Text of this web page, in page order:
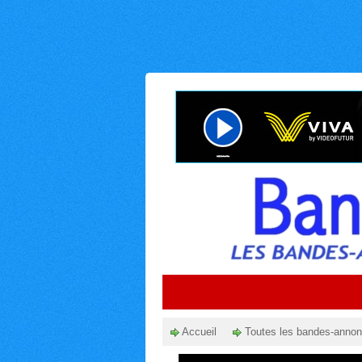
Accueil Toutes les bandes-